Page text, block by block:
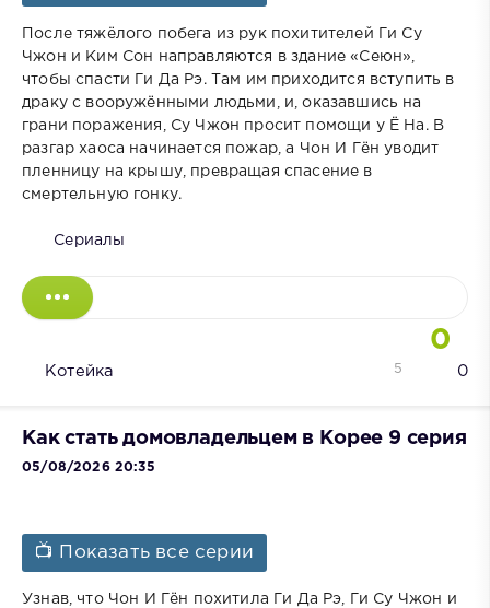
После тяжёлого побега из рук похитителей Ги Су
Чжон и Ким Сон направляются в здание «Сеюн»,
чтобы спасти Ги Да Рэ. Там им приходится вступить в
драку с вооружёнными людьми, и, оказавшись на
грани поражения, Су Чжон просит помощи у Ё На. В
разгар хаоса начинается пожар, а Чон И Гён уводит
пленницу на крышу, превращая спасение в
смертельную гонку.
Сериалы
0
Котейка 0
5
Как стать домовладельцем в Корее 9 серия
05/08/2026 20:35
📺 Показать все серии
Узнав, что Чон И Гён похитила Ги Да Рэ, Ги Су Чжон и